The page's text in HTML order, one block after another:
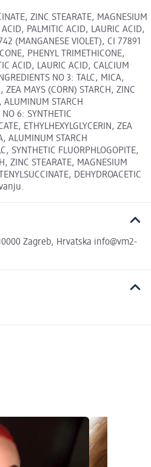
ZINC STEARATE, MAGNESIUM
ACID, PALMITIC ACID, LAURIC ACID,
(MANGANESE VIOLET), CI 77891
PHENYL TRIMETHICONE,
ACID, LAURIC ACID, CALCIUM
NO 3: TALC, MICA,
ZEA MAYS (CORN) STARCH, ZINC
ALUMINUM STARCH
6: SYNTHETIC
ETHYLHEXYLGLYCERIN, ZEA
ALUMINUM STARCH
SYNTHETIC FLUORPHLOGOPITE,
ZINC STEARATE, MAGNESIUM
DEHYDROACETIC
Zagreb, Hrvatska info@vm2-